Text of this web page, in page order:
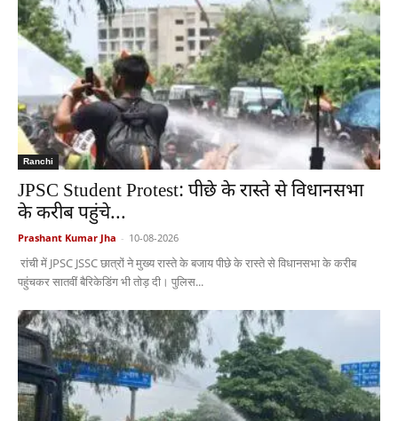
Ranchi
JPSC Student Protest: पीछे के रास्ते से विधानसभा
के करीब पहुंचे...
Prashant Kumar Jha - 10-08-2026
रांची में JPSC JSSC छात्रों ने मुख्य रास्ते के बजाय पीछे के रास्ते से विधानसभा के करीब
पहुंचकर सातवीं बैरिकेडिंग भी तोड़ दी। पुलिस...